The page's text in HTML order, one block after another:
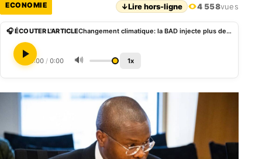
ECONOMIE ↓Lire hors-ligne 4 558vues
🎧 ÉCOUTER L'ARTICLE Changement climatique: la BAD injecte plus de 16 milliards FCFA au profit des agriculteurs béninois
0:00 / 0:00 🔊 1x